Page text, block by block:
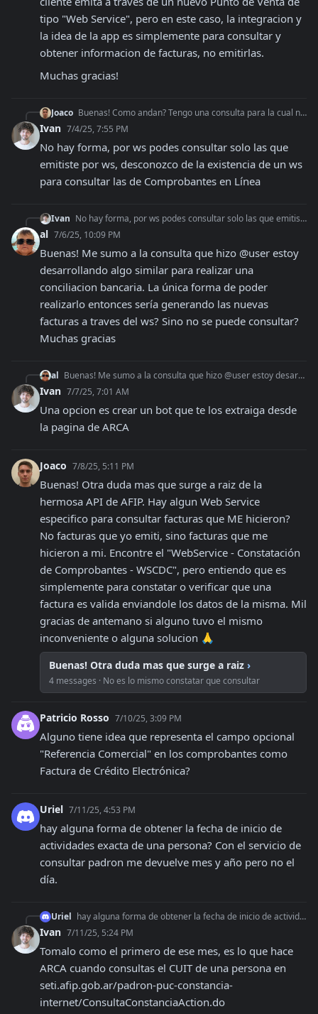
tipo "Web Service", pero en este caso, la integracion y
la idea de la app es simplemente para consultar y
obtener informacion de facturas, no emitirlas.
Muchas gracias!
Joaco Buenas! Como andan? Tengo una consulta para la cual no logro encontrar una respuesta definitiva en ninguna lado. Estoy tratando de integrar un sistema para con
Ivan 7/4/25, 7:55 PM
No hay forma, por ws podes consultar solo las que
emitiste por ws, desconozco de la existencia de un ws
para consultar las de Comprobantes en Línea
Ivan No hay forma, por ws podes consultar solo las que emitiste por ws, desconozco de la existencia de un ws para consultar las de Comprobantes en Línea
al 7/6/25, 10:09 PM
Buenas! Me sumo a la consulta que hizo @user estoy
desarrollando algo similar para realizar una
conciliacion bancaria. La única forma de poder
realizarlo entonces sería generando las nuevas
facturas a traves del ws? Sino no se puede consultar?
Muchas gracias
al Buenas! Me sumo a la consulta que hizo @user estoy desarrollando algo similar para realizar una conciliacion bancaria. La única forma de poder realizarlo entonc
Ivan 7/7/25, 7:01 AM
Una opcion es crear un bot que te los extraiga desde
la pagina de ARCA
Joaco 7/8/25, 5:11 PM
Buenas! Otra duda mas que surge a raiz de la
hermosa API de AFIP. Hay algun Web Service
especifico para consultar facturas que ME hicieron?
No facturas que yo emiti, sino facturas que me
hicieron a mi. Encontre el "WebService - Constatación
de Comprobantes - WSCDC", pero entiendo que es
simplemente para constatar o verificar que una
factura es valida enviandole los datos de la misma. Mil
gracias de antemano si alguno tuvo el mismo
inconveniente o alguna solucion 🙏
Buenas! Otra duda mas que surge a raiz ›
4 messages · No es lo mismo constatar que consultar
Patricio Rosso 7/10/25, 3:09 PM
Alguno tiene idea que representa el campo opcional
"Referencia Comercial" en los comprobantes como
Factura de Crédito Electrónica?
Uriel 7/11/25, 4:53 PM
hay alguna forma de obtener la fecha de inicio de
actividades exacta de una persona? Con el servicio de
consultar padron me devuelve mes y año pero no el
día.
Uriel hay alguna forma de obtener la fecha de inicio de actividades exacta de una persona? Con el servicio de consultar padron me devuelve mes y año pero no el día.
Ivan 7/11/25, 5:24 PM
Tomalo como el primero de ese mes, es lo que hace
ARCA cuando consultas el CUIT de una persona en
seti.afip.gob.ar/padron-puc-constancia-
internet/ConsultaConstanciaAction.do